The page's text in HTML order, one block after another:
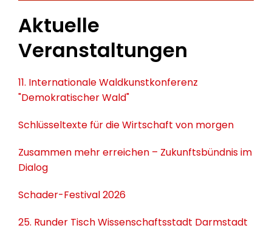
Aktuelle
Veranstaltungen
11. Internationale Waldkunstkonferenz
"Demokratischer Wald"
Schlüsseltexte für die Wirtschaft von morgen
Zusammen mehr erreichen – Zukunftsbündnis im
Dialog
Schader-Festival 2026
25. Runder Tisch Wissenschaftsstadt Darmstadt